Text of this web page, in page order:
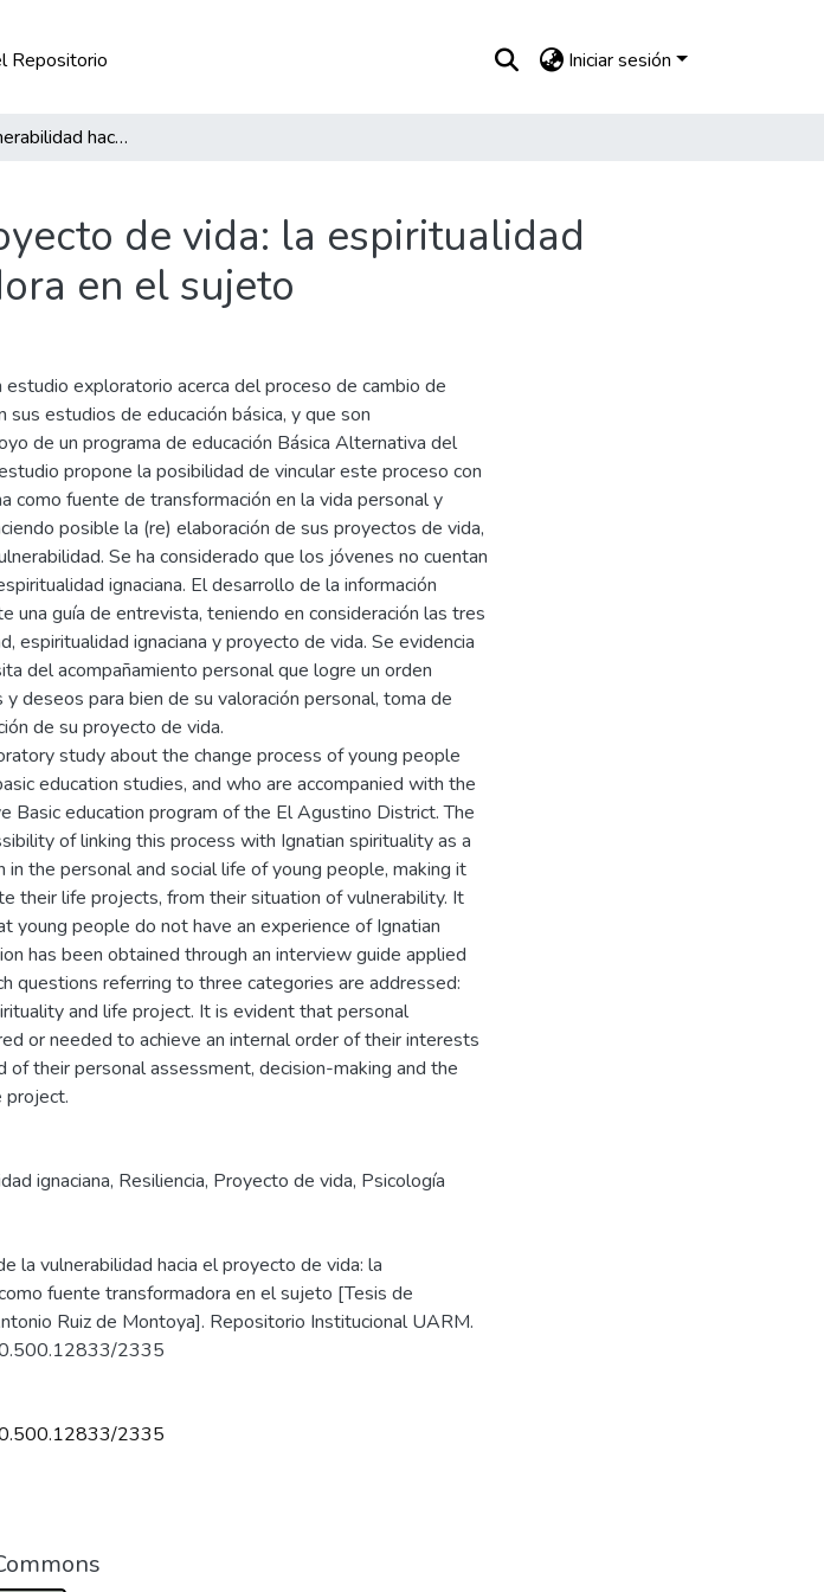
Repositorio Iniciar sesión
Desde la vulnerabilidad hacia el proyecto de vida: la espiritualidad ignaciana como fuente transformadora en el sujeto
de vida: la espiritualidad
en el sujeto
estudio exploratorio acerca del proceso de cambio de
sus estudios de educación básica, y que son
de un programa de educación Básica Alternativa del
propone la posibilidad de vincular este proceso con
como fuente de transformación en la vida personal y
posible la (re) elaboración de sus proyectos de vida,
Se ha considerado que los jóvenes no cuentan
ignaciana. El desarrollo de la información
una guía de entrevista, teniendo en consideración las tres
espiritualidad ignaciana y proyecto de vida. Se evidencia
del acompañamiento personal que logre un orden
deseos para bien de su valoración personal, toma de
de su proyecto de vida.
study about the change process of young people
education studies, and who are accompanied with the
Basic education program of the El Agustino District. The
of linking this process with Ignatian spirituality as a
in the personal and social life of young people, making it
their life projects, from their situation of vulnerability. It
young people do not have an experience of Ignatian
has been obtained through an interview guide applied
questions referring to three categories are addressed:
and life project. It is evident that personal
or needed to achieve an internal order of their interests
of their personal assessment, decision-making and the
project.
ignaciana, Resiliencia, Proyecto de vida, Psicología
la vulnerabilidad hacia el proyecto de vida: la
fuente transformadora en el sujeto [Tesis de
Ruiz de Montoya]. Repositorio Institucional UARM.
2335
2335